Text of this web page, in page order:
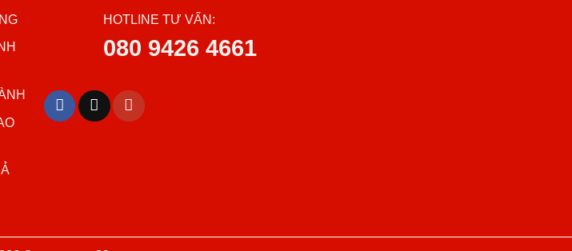
HOTLINE TƯ VẤN:
080 9426 4661